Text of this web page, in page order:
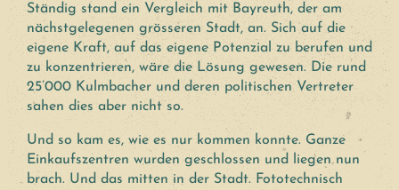
Ständig stand ein Vergleich mit Bayreuth, der am
nächstgelegenen grösseren Stadt, an. Sich auf die
eigene Kraft, auf das eigene Potenzial zu berufen und
zu konzentrieren, wäre die Lösung gewesen. Die rund
25’000 Kulmbacher und deren politischen Vertreter
sahen dies aber nicht so.
Und so kam es, wie es nur kommen konnte. Ganze
Einkaufszentren wurden geschlossen und liegen nun
brach. Und das mitten in der Stadt. Fototechnisch